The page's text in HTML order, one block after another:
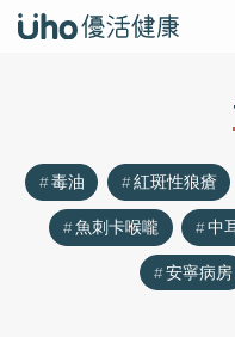
毒油 紅斑性狼瘡
魚刺卡喉嚨
中
安寧病房